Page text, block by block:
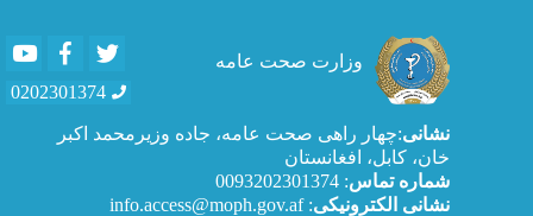
وزارت صحت عامه
YoutubeFacebook
0202301374
نشانی:چهار راهی صحت عامه، جاده وزیرمحمد اکبر
خان، کابل، افغانستان
شماره تماس: 0093202301374
نشانی الکترونیکی: info.access@moph.gov.af